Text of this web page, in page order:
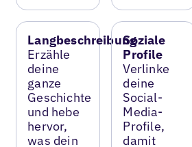
Langbeschreibung
Erzähle
deine
ganze
Geschichte
und hebe
hervor,
was dein
Soziale
Profile
Verlinke
deine
Social-
Media-
Profile,
damit